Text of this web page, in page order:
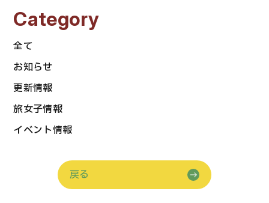
Category
全て
お知らせ
更新情報
旅女子情報
イベント情報
戻る